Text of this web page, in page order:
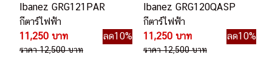
Ibanez GRG121PAR
กีตาร์ไฟฟ้า
11,250 บาท
ลด10%
ราคา 12,500 บาท
Ibanez GRG120QASP
กีตาร์ไฟฟ้า
11,250 บาท
ลด10%
ราคา 12,500 บาท